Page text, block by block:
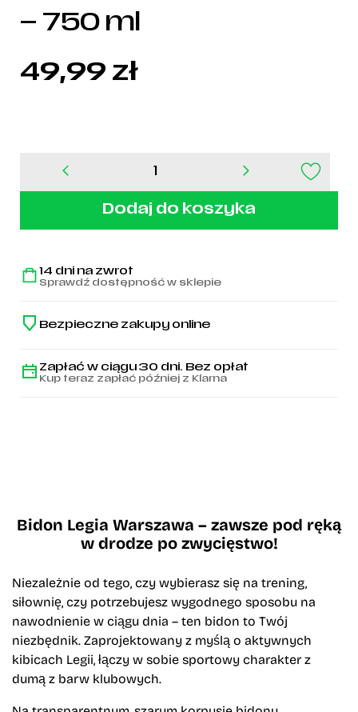
– 750 ml
49,99 zł
Bidon
ml
Dodaj do koszyka
14 dni na zwrot
Sprawdź dostępność w sklepie
Bezpieczne zakupy online
Zapłać w ciągu 30 dni. Bez opłat
Kup teraz zapłać później z Klarna
Bidon Legia Warszawa – zawsze pod ręką
w drodze po zwycięstwo!
Niezależnie od tego, czy wybierasz się na trening,
siłownię, czy potrzebujesz wygodnego sposobu na
nawodnienie w ciągu dnia – ten bidon to Twój
niezbędnik. Zaprojektowany z myślą o aktywnych
kibicach Legii, łączy w sobie sportowy charakter z
dumą z barw klubowych.